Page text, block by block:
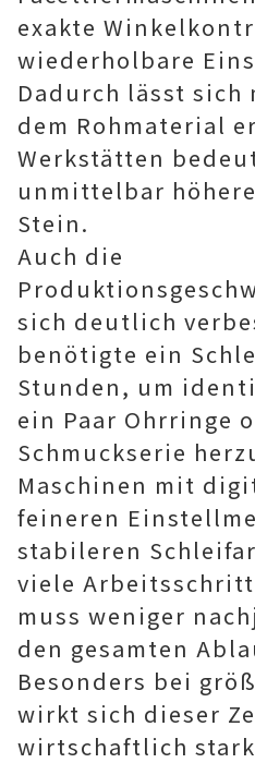
exakte
wiederholbare
Dadurch lässt sich
dem Rohmaterial
Werkstätten
unmittelbar
Stein.
Auch die
sich deutlich
benötigte ein
Stunden, um
ein Paar Ohrringe
Schmuckserie
Maschinen mit
feineren
stabileren
viele
muss weniger
den gesamten
Besonders bei
wirkt sich dieser
wirtschaftlich